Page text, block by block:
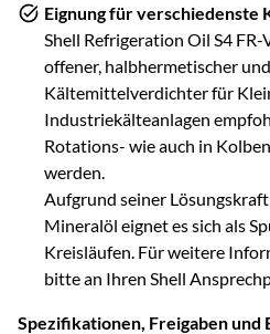
Eignung für verschiedenste
Shell Refrigeration Oil S4
offener, halbhermetischer
Kältemittelverdichter für
Industriekälteanlagen
Rotations- wie auch in
werden.
Aufgrund seiner
Mineralöl eignet es sich als
Kreisläufen. Für weitere
bitte an Ihren Shell
Spezifikationen, Freigaben und